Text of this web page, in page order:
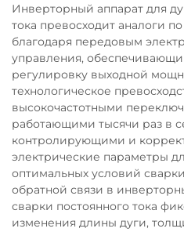
Инверторный аппарат для
тока превосходит аналоги
благодаря передовым
управления,
регулировку выходной
технологическое
высокочастотными
работающими тысячи раз в
контролирующими и
электрические параметры
оптимальных условий
обратной связи в
сварки постоянного тока
изменения длины дуги,